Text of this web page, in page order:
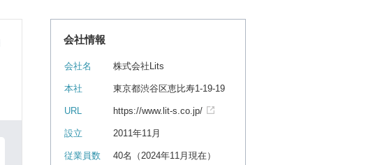
会社情報
会社名 株式会社Lits
本社 東京都渋谷区恵比寿1-19-19
URL https://www.lit-s.co.jp/
設立 2011年11月
従業員数 40名（2024年11月現在）